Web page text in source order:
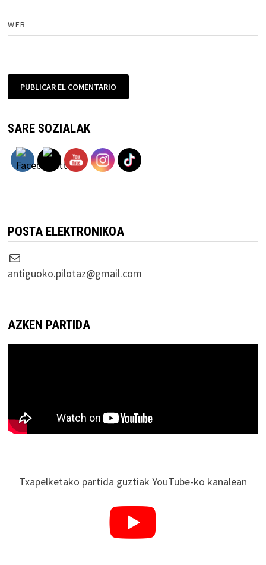
WEB
SARE SOZIALAK
POSTA ELEKTRONIKOA
Correo electrónico
antiguoko.pilotaz@gmail.com
AZKEN PARTIDA
Txapelketako partida guztiak YouTube-ko kanalean